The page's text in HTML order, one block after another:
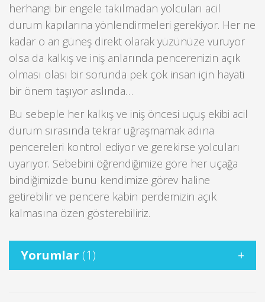
herhangi bir engele takılmadan yolcuları acil
durum kapılarına yönlendirmeleri gerekiyor. Her ne
kadar o an güneş direkt olarak yüzünüze vuruyor
olsa da kalkış ve iniş anlarında pencerenizin açık
olması olası bir sorunda pek çok insan için hayati
bir önem taşıyor aslında…
Bu sebeple her kalkış ve iniş öncesi uçuş ekibi acil
durum sırasında tekrar uğraşmamak adına
pencereleri kontrol ediyor ve gerekirse yolcuları
uyarıyor. Sebebini öğrendiğimize göre her uçağa
bindiğimizde bunu kendimize görev haline
getirebilir ve pencere kabin perdemizin açık
kalmasına özen gösterebiliriz.
Yorumlar (1)